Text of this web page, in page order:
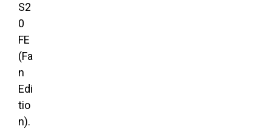
S2
0
FE
(Fa
n
Edi
tio
n).